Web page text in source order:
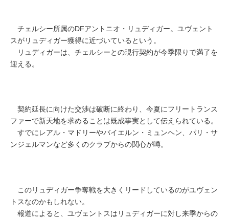
チェルシー所属のDFアントニオ・リュディガー。ユヴェント
スがリュディガー獲得に近づいているという。
リュディガーは、チェルシーとの現行契約が今季限りで満了を
迎える。
契約延長に向けた交渉は破断に終わり、今夏にフリートランス
ファーで新天地を求めることは既成事実として伝えられている。
すでにレアル・マドリーやバイエルン・ミュンヘン、パリ・サ
ンジェルマンなど多くのクラブからの関心が噂。
このリュディガー争奪戦を大きくリードしているのがユヴェン
トスなのかもしれない。
報道によると、ユヴェントスはリュディガーに対し来季からの